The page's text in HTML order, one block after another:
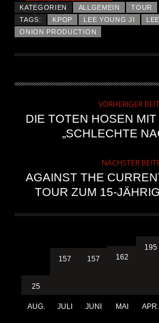
KATEGORIEN
ALLGEMEIN
TOUR
TAGS:
KPOP LEE YOUNG JI
ONION PRODUCTION
VORHERIGER
DIE TOTEN HOSEN
„SCHLECHTE
NÄCHSTER
AGAINST THE
TOUR ZUM 15-
25
AUG.
157
JULI
157
JUNI
162
MAI
195
APR.